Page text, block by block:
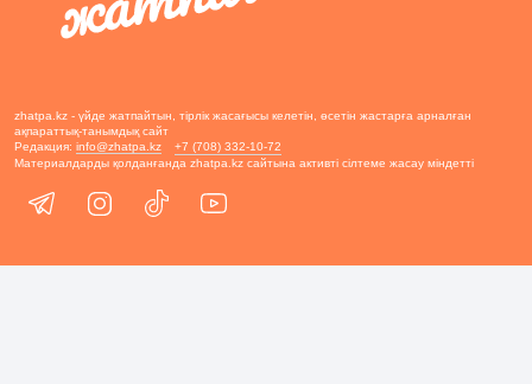
zhatpa.kz - үйде жатпайтын, тірлік жасағысы келетін, өсетін жастарға арналған
ақпараттық-танымдық сайт
Редакция: info@zhatpa.kz
+7 (708) 332-10-72
Материалдарды қолданғанда zhatpa.kz сайтына активті сілтеме жасау міндетті